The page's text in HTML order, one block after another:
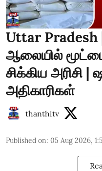
Uttar
ஆலையில்
சிக்கிய அரிசி
அதிகாரிகள்
thanthitv
Published on: 05 Aug 2026,